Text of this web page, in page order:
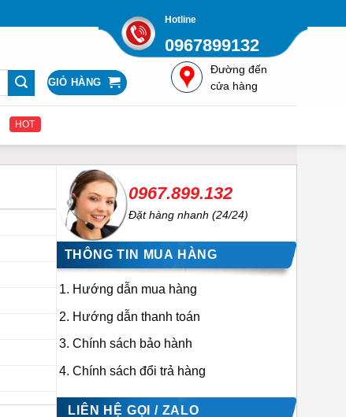
Hotline
0967899132
GIỎ HÀNG
Đường đến
cửa hàng
HOT
0967.899.132
Đặt hàng nhanh (24/24)
THÔNG TIN MUA HÀNG
Hướng dẫn mua hàng
Hướng dẫn thanh toán
Chính sách bảo hành
Chính sách đổi trả hàng
LIÊN HỆ GỌI / ZALO